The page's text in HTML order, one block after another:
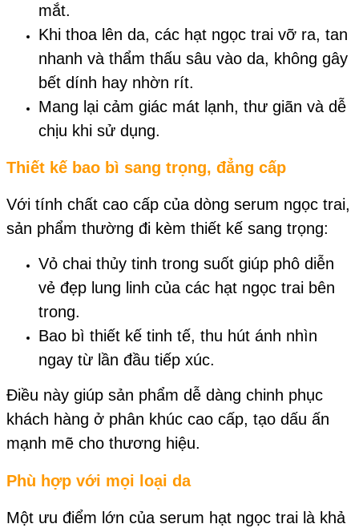
mắt.
Khi thoa lên da, các hạt ngọc trai vỡ ra, tan
nhanh và thẩm thấu sâu vào da, không gây
bết dính hay nhờn rít.
Mang lại cảm giác mát lạnh, thư giãn và dễ
chịu khi sử dụng.
Thiết kế bao bì sang trọng, đẳng cấp
Với tính chất cao cấp của dòng serum ngọc trai,
sản phẩm thường đi kèm thiết kế sang trọng:
Vỏ chai thủy tinh trong suốt giúp phô diễn
vẻ đẹp lung linh của các hạt ngọc trai bên
trong.
Bao bì thiết kế tinh tế, thu hút ánh nhìn
ngay từ lần đầu tiếp xúc.
Điều này giúp sản phẩm dễ dàng chinh phục
khách hàng ở phân khúc cao cấp, tạo dấu ấn
mạnh mẽ cho thương hiệu.
Phù hợp với mọi loại da
Một ưu điểm lớn của serum hạt ngọc trai là khả